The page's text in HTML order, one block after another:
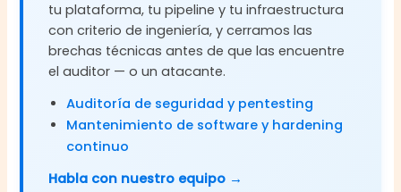
tu plataforma, tu pipeline y tu infraestructura
con criterio de ingeniería, y cerramos las
brechas técnicas antes de que las encuentre
el auditor — o un atacante.
Auditoría de seguridad y pentesting
Mantenimiento de software y hardening
continuo
Habla con nuestro equipo →